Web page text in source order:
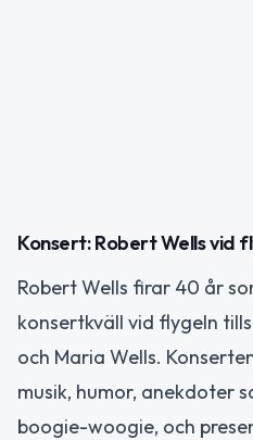
Konsert: Robert Wells vid
Robert Wells firar 40 år
konsertkväll vid flygeln
och Maria Wells.
musik, humor, anekdoter
boogie-woogie, och